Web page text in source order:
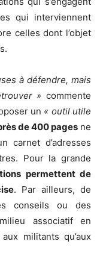
qui interviennent
celles dont l’objet
à défendre, mais
» commente
un « outil utile
de 400 pages ne
carnet d’adresses
Pour la grande
permettent de
. Par ailleurs, de
conseils ou des
associatif en
militants qu’aux